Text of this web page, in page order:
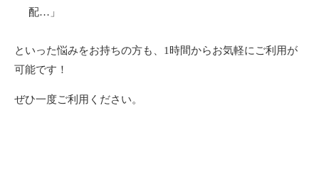
配…」
といった悩みをお持ちの方も、1時間からお気軽にご利用が
可能です！
ぜひ一度ご利用ください。